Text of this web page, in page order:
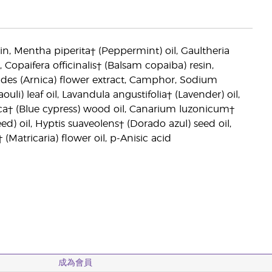
Mentha piperita† (Peppermint) oil, Gaultheria
officinalis† (Balsam copaiba) resin,
(Arnica) flower extract, Camphor, Sodium
leaf oil, Lavandula angustifolia† (Lavender) oil,
(Blue cypress) wood oil, Canarium luzonicum†
oil, Hyptis suaveolens† (Dorado azul) seed oil,
(Matricaria) flower oil, p-Anisic acid
成為會員